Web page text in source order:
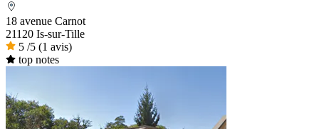
18 avenue Carnot
21120 Is-sur-Tille
5 /5 (1 avis)
top notes